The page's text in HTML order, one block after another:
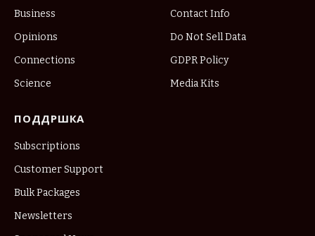
Business
Opinions
Connections
Science
Contact Info
Do Not Sell Data
GDPR Policy
Media Kits
ПОДДРШКА
Subscriptions
Customer Support
Bulk Packages
Newsletters